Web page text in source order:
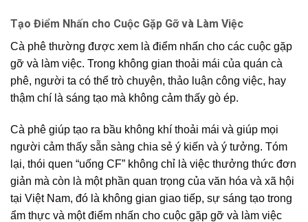
Tạo Điểm Nhấn cho Cuộc Gặp Gỡ và Làm Việc
Cà phê thường được xem là điểm nhấn cho các cuộc gặp
gỡ và làm việc. Trong không gian thoải mái của quán cà
phê, người ta có thể trò chuyện, thảo luận công việc, hay
thậm chí là sáng tạo mà không cảm thấy gò ép.
Cà phê giúp tạo ra bầu không khí thoải mái và giúp mọi
người cảm thấy sẵn sàng chia sẻ ý kiến và ý tưởng. Tóm
lại, thói quen “uống CF” không chỉ là việc thưởng thức đơn
giản mà còn là một phần quan trọng của văn hóa và xã hội
tại Việt Nam, đó là không gian giao tiếp, sự sáng tạo trong
ẩm thực và một điểm nhấn cho cuộc gặp gỡ và làm việc